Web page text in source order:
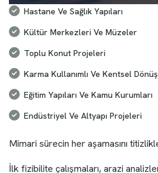
Hastane Ve Sağlık Yapıları
Kültür Merkezleri Ve Müzeler
Toplu Konut Projeleri
Karma Kullanımlı Ve Kentsel
Eğitim Yapıları Ve Kamu Kurumları
Endüstriyel Ve Altyapı Projeleri
Mimari sürecin her aşamasını
İlk fizibilite çalışmaları, arazi